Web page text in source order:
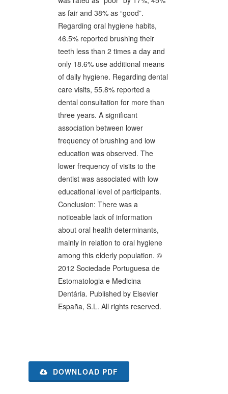
as fair and 38% as “good”.
Regarding oral hygiene habits,
46.5% reported brushing their
teeth less than 2 times a day and
only 18.6% use additional means
of daily hygiene. Regarding dental
care visits, 55.8% reported a
dental consultation for more than
three years. A significant
association between lower
frequency of brushing and low
education was observed. The
lower frequency of visits to the
dentist was associated with low
educational level of participants.
Conclusion: There was a
noticeable lack of information
about oral health determinants,
mainly in relation to oral hygiene
among this elderly population. ©
2012 Sociedade Portuguesa de
Estomatologia e Medicina
Dentária. Published by Elsevier
España, S.L. All rights reserved.
DOWNLOAD PDF